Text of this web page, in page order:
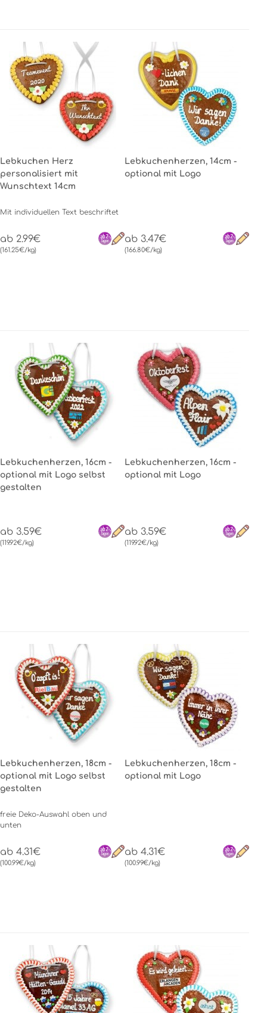
Lebkuchen Herz
personalisiert mit
Wunschtext 14cm
Mit individuellen Text beschriftet
ab 2.99€
(161.25€/kg)
Lebkuchenherzen, 14cm -
optional mit Logo
ab 3.47€
(166.80€/kg)
Lebkuchenherzen, 16cm -
optional mit Logo selbst
gestalten
ab 3.59€
(119.92€/kg)
Lebkuchenherzen, 16cm -
optional mit Logo
ab 3.59€
(119.92€/kg)
Lebkuchenherzen, 18cm -
optional mit Logo selbst
gestalten
freie Deko-Auswahl oben und
unten
ab 4.31€
(100.99€/kg)
Lebkuchenherzen, 18cm -
optional mit Logo
ab 4.31€
(100.99€/kg)